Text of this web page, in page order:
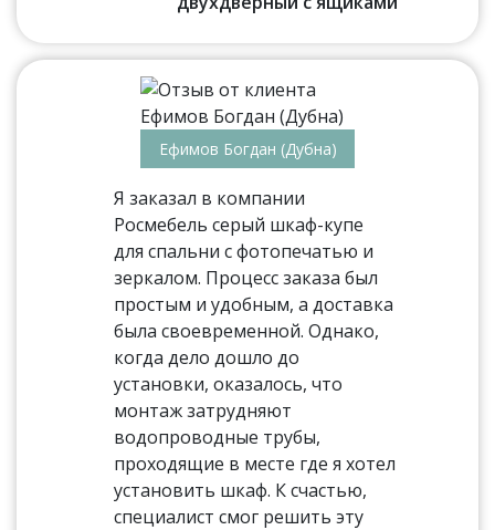
Ефимов Богдан (Дубна)
Я заказал в компании
Росмебель серый шкаф-купе
для спальни с фотопечатью и
зеркалом. Процесс заказа был
простым и удобным, а доставка
была своевременной. Однако,
когда дело дошло до
установки, оказалось, что
монтаж затрудняют
водопроводные трубы,
проходящие в месте где я хотел
установить шкаф. К счастью,
специалист смог решить эту